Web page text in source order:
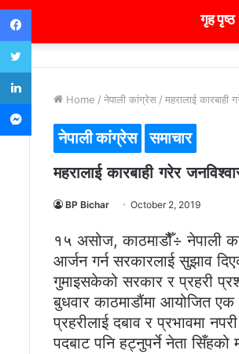
गृह पृष्ठ
Home / नेपाली कांग्रेस / महरालाई
नेपाली कांग्रेस समाचार
महरालाई कारबाही गरेर
BP Bichar October 2, 2019
१५ असोज, काठमाडौैँ÷ नेपाली
आर्जन गर्न सरकारलाई सुझाव
गुमाइसकेको सरकार र प्रहरी
बुधवार काठमाडौंमा आयोजित
प्रहरीलाई दबाव र प्रभावमा
पदबाट पनि हट्नुपर्ने नेता सिँहको
Facebook
Twitter
LinkedIn
Messenger